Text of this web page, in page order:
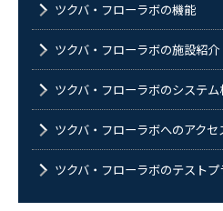
ツクバ・フローラボの機能
ツクバ・フローラボの施設紹介
ツクバ・フローラボのシステム
ツクバ・フローラボへのアクセ
ツクバ・フローラボのテスト